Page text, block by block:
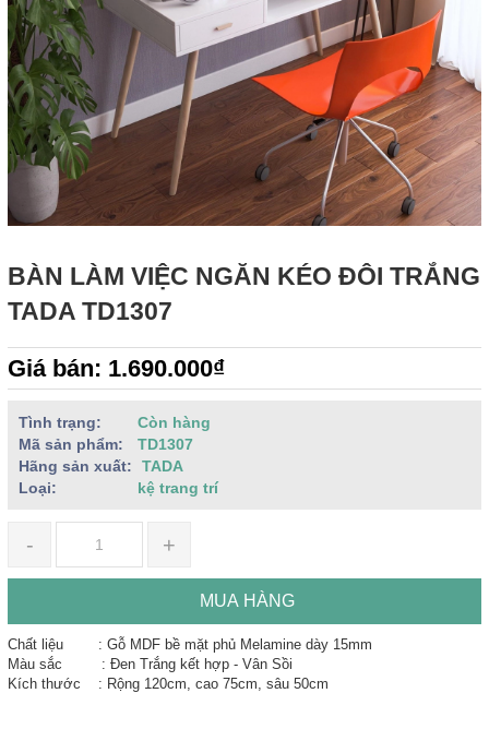
BÀN LÀM VIỆC NGĂN KÉO ĐÔI TRẮNG
TADA TD1307
Giá bán: 1.690.000₫
Tình trạng:
Còn hàng
Mã sản phẩm:
TD1307
Hãng sản xuất:
TADA
Loại:
kệ trang trí
- +
MUA HÀNG
Chất liệu : Gỗ MDF bề mặt phủ Melamine dày 15mm
Màu sắc : Đen Trắng kết hợp - Vân Sồi
Kích thước : Rộng 120cm, cao 75cm, sâu 50cm